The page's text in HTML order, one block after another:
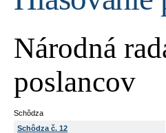
Národná
poslancov
Schôdza
Schôdza č. 12